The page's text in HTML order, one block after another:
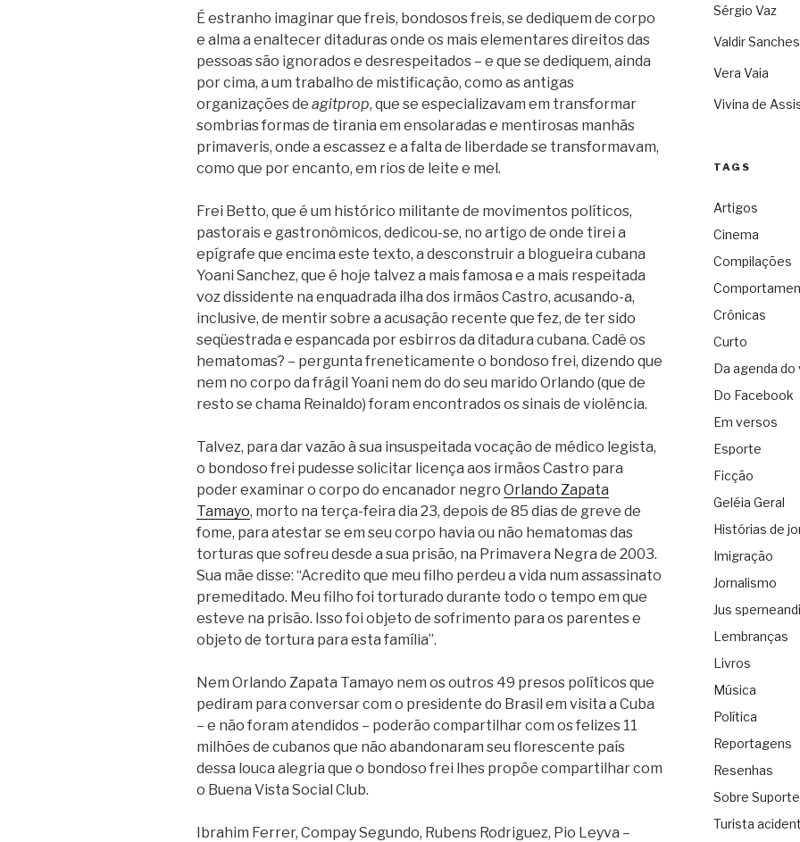
É estranho imaginar que freis, bondosos freis, se dediquem de corpo
e alma a enaltecer ditaduras onde os mais elementares direitos das
pessoas são ignorados e desrespeitados – e que se dediquem, ainda
por cima, a um trabalho de mistificação, como as antigas
organizações de agitprop, que se especializavam em transformar
sombrias formas de tirania em ensolaradas e mentirosas manhãs
primaveris, onde a escassez e a falta de liberdade se transformavam,
como que por encanto, em rios de leite e mel.
Frei Betto, que é um histórico militante de movimentos políticos,
pastorais e gastronômicos, dedicou-se, no artigo de onde tirei a
epígrafe que encima este texto, a desconstruir a blogueira cubana
Yoani Sanchez, que é hoje talvez a mais famosa e a mais respeitada
voz dissidente na enquadrada ilha dos irmãos Castro, acusando-a,
inclusive, de mentir sobre a acusação recente que fez, de ter sido
seqüestrada e espancada por esbirros da ditadura cubana. Cadê os
hematomas? – pergunta freneticamente o bondoso frei, dizendo que
nem no corpo da frágil Yoani nem do do seu marido Orlando (que de
resto se chama Reinaldo) foram encontrados os sinais de violência.
Talvez, para dar vazão à sua insuspeitada vocação de médico legista,
o bondoso frei pudesse solicitar licença aos irmãos Castro para
poder examinar o corpo do encanador negro Orlando Zapata
Tamayo, morto na terça-feira dia 23, depois de 85 dias de greve de
fome, para atestar se em seu corpo havia ou não hematomas das
torturas que sofreu desde a sua prisão, na Primavera Negra de 2003.
Sua mãe disse: “Acredito que meu filho perdeu a vida num assassinato
premeditado. Meu filho foi torturado durante todo o tempo em que
esteve na prisão. Isso foi objeto de sofrimento para os parentes e
objeto de tortura para esta família”.
Nem Orlando Zapata Tamayo nem os outros 49 presos políticos que
pediram para conversar com o presidente do Brasil em visita a Cuba
– e não foram atendidos – poderão compartilhar com os felizes 11
milhões de cubanos que não abandonaram seu florescente país
dessa louca alegria que o bondoso frei lhes propõe compartilhar com
o Buena Vista Social Club.
Ibrahim Ferrer, Compay Segundo, Rubens Rodriguez, Pio Leyva –
Sérgio Vaz
Valdir Sanches
Vera Vaia
Vivina de
TAGS
Artigos
Cinema
Compilações
Crônicas
Curto
Da agenda do
Do Facebook
Em versos
Esporte
Ficção
Geléia Geral
Histórias de
Imigração
Jornalismo
Jus sperneandi
Lembranças
Livros
Música
Política
Reportagens
Resenhas
Sobre
Turista